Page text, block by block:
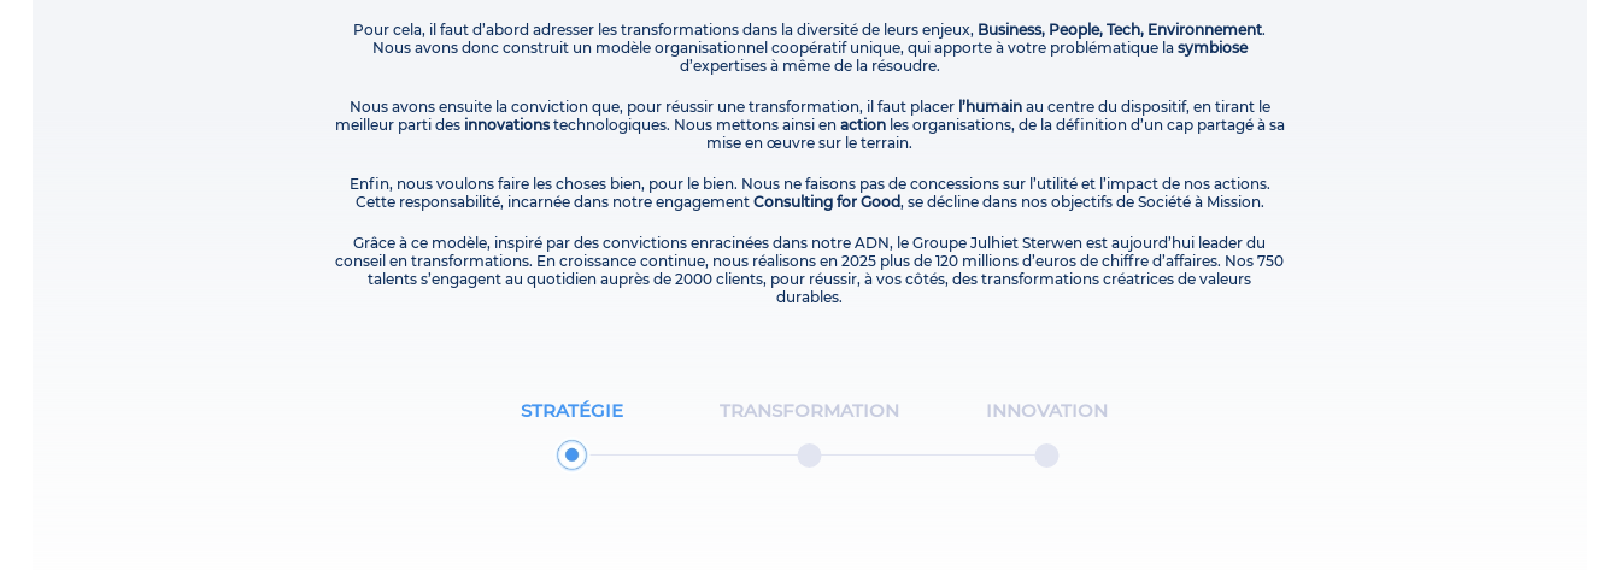
Pour cela, il faut d’abord adresser les transformations dans la diversité de leurs enjeux, Business, People, Tech, Environnement.
Nous avons donc construit un modèle organisationnel coopératif unique, qui apporte à votre problématique la symbiose
d’expertises à même de la résoudre.
Nous avons ensuite la conviction que, pour réussir une transformation, il faut placer l’humainau centre du dispositif, en tirant le
meilleur parti des innovationstechnologiques. Nous mettons ainsi en actionles organisations, de la définition d’un cap partagé à sa
mise en œuvre sur le terrain.
Enfin, nous voulons faire les choses bien, pour le bien. Nous ne faisons pas de concessions sur l’utilité et l’impact de nos actions.
Cette responsabilité, incarnée dans notre engagement Consulting for Good, se décline dans nos objectifs de Société à Mission.
Grâce à ce modèle, inspiré par des convictions enracinées dans notre ADN, le Groupe Julhiet Sterwen est aujourd’hui leader du
conseil en transformations. En croissance continue, nous réalisons en 2025 plus de 120 millions d’euros de chiffre d’affaires. Nos 750
talents s’engagent au quotidien auprès de 2000 clients, pour réussir, à vos côtés, des transformations créatrices de valeurs
durables.
STRATÉGIE TRANSFORMATION INNOVATION